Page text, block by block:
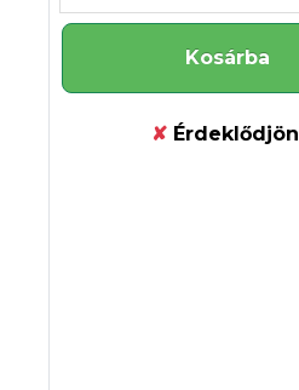
Kosárba
✘Érdeklődjön